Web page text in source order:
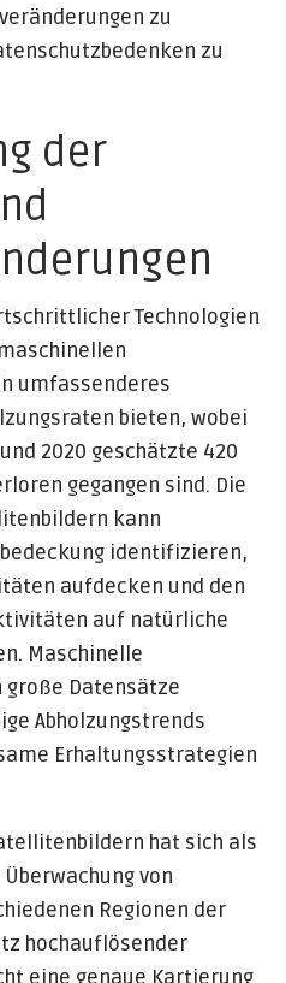
zu
zu
der
Technologien
umfassenderes
bieten, wobei
2020 geschätzte 420
gegangen sind. Die
kann
identifizieren,
aufdecken und den
auf natürliche
Maschinelle
Datensätze
Abholzungstrends
Erhaltungsstrategien
hat sich als
von
Regionen der
hochauflösender
eine genaue Kartierung